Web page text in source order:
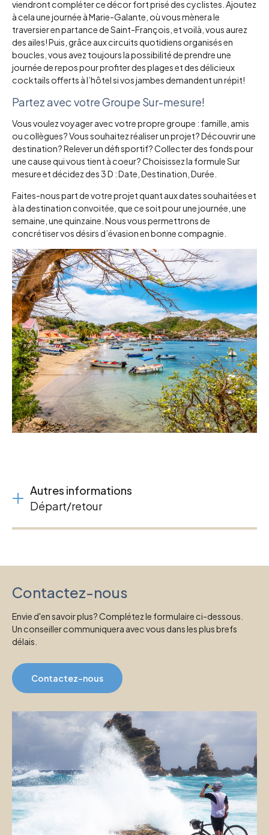
viendront compléter ce décor fort prisé des cyclistes. Ajoutez
à cela une journée à Marie-Galante, où vous mènera le
traversier en partance de Saint-François, et voilà, vous aurez
des ailes! Puis, grâce aux circuits quotidiens organisés en
boucles, vous avez toujours la possibilité de prendre une
journée de repos pour profiter des plages et des délicieux
cocktails offerts à l’hôtel si vos jambes demandent un répit!
Partez avec votre Groupe Sur-mesure!
Vous voulez voyager avec votre propre groupe : famille, amis
ou collègues? Vous souhaitez réaliser un projet? Découvrir une
destination? Relever un défi sportif? Collecter des fonds pour
une cause qui vous tient à coeur? Choisissez la formule Sur
mesure et décidez des 3 D : Date, Destination, Durée.
Faites-nous part de votre projet quant aux dates souhaitées et
à la destination convoitée, que ce soit pour une journée, une
semaine, une quinzaine. Nous vous permettrons de
concrétiser vos désirs d’évasion en bonne compagnie.
Autres informations
Départ/retour
Contactez-nous
Envie d'en savoir plus? Complétez le formulaire ci-dessous.
Un conseiller communiquera avec vous dans les plus brefs
délais.
Contactez-nous